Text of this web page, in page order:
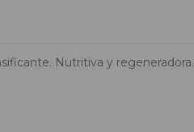
Nutritiva y regeneradora.